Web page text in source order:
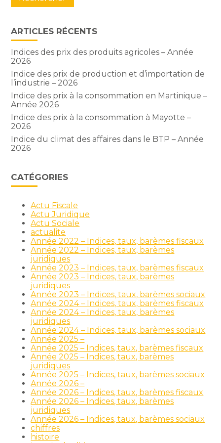
ARTICLES RÉCENTS
Indices des prix des produits agricoles – Année
2026
Indice des prix de production et d’importation de
l’industrie – 2026
Indice des prix à la consommation en Martinique –
Année 2026
Indice des prix à la consommation à Mayotte –
2026
Indice du climat des affaires dans le BTP – Année
2026
CATÉGORIES
Actu Fiscale
Actu Juridique
Actu Sociale
actualite
Année 2022 – Indices, taux, barèmes fiscaux
Année 2022 – Indices, taux, barèmes
juridiques
Année 2023 – Indices, taux, barèmes fiscaux
Année 2023 – Indices, taux, barèmes
juridiques
Année 2023 – Indices, taux, barèmes sociaux
Année 2024 – Indices, taux, barèmes fiscaux
Année 2024 – Indices, taux, barèmes
juridiques
Année 2024 – Indices, taux, barèmes sociaux
Année 2025 –
Année 2025 – Indices, taux, barèmes fiscaux
Année 2025 – Indices, taux, barèmes
juridiques
Année 2025 – Indices, taux, barèmes sociaux
Année 2026 –
Année 2026 – Indices, taux, barèmes fiscaux
Année 2026 – Indices, taux, barèmes
juridiques
Année 2026 – Indices, taux, barèmes sociaux
chiffres
histoire